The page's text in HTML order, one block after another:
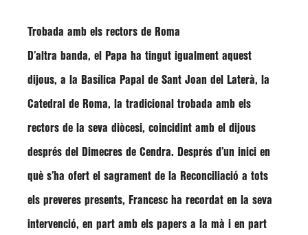
Trobada amb els rectors de Roma
D’altra banda, el Papa ha tingut igualment aquest
dijous, a la Basílica Papal de Sant Joan del Laterà, la
Catedral de Roma, la tradicional trobada amb els
rectors de la seva diòcesi, coincidint amb el dijous
després del Dimecres de Cendra. Després d’un inici en
què s’ha ofert el sagrament de la Reconciliació a tots
els preveres presents, Francesc ha recordat en la seva
intervenció, en part amb els papers a la mà i en part